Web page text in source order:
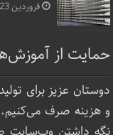
فروردین 23, 1400
حمایت از
دوستان عزیز برای
و هزینه صرف می‌کنیم.